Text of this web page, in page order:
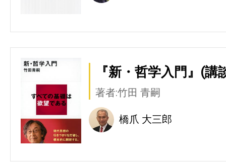
『新・哲学入門』(講
著者:竹田 青嗣
橋爪 大三郎